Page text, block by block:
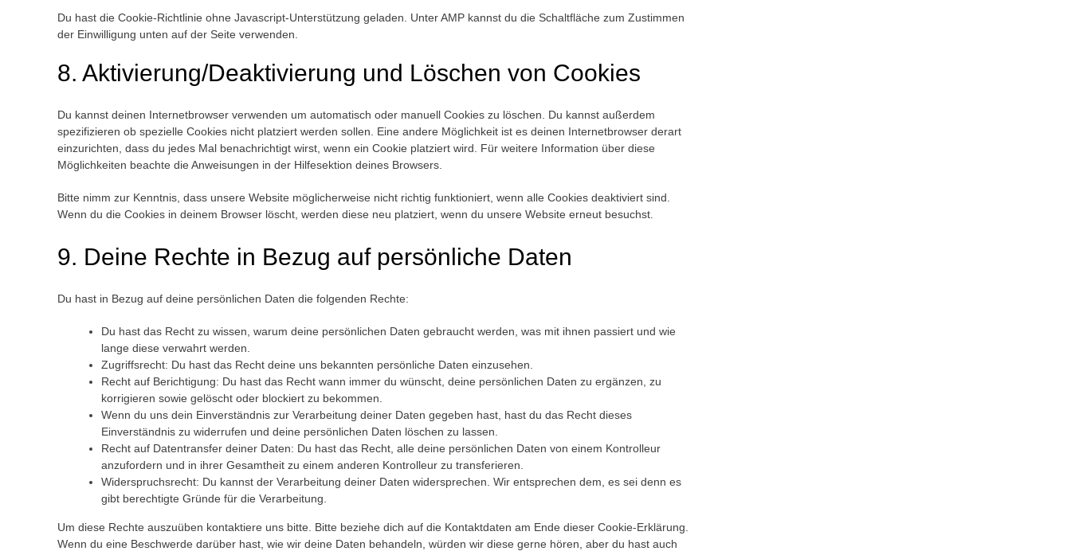
Du hast die Cookie-Richtlinie ohne Javascript-Unterstützung geladen. Unter AMP kannst du die Schaltfläche zum Zustimmen
der Einwilligung unten auf der Seite verwenden.
8. Aktivierung/Deaktivierung und Löschen von Cookies
Du kannst deinen Internetbrowser verwenden um automatisch oder manuell Cookies zu löschen. Du kannst außerdem
spezifizieren ob spezielle Cookies nicht platziert werden sollen. Eine andere Möglichkeit ist es deinen Internetbrowser derart
einzurichten, dass du jedes Mal benachrichtigt wirst, wenn ein Cookie platziert wird. Für weitere Information über diese
Möglichkeiten beachte die Anweisungen in der Hilfesektion deines Browsers.
Bitte nimm zur Kenntnis, dass unsere Website möglicherweise nicht richtig funktioniert, wenn alle Cookies deaktiviert sind.
Wenn du die Cookies in deinem Browser löscht, werden diese neu platziert, wenn du unsere Website erneut besuchst.
9. Deine Rechte in Bezug auf persönliche Daten
Du hast in Bezug auf deine persönlichen Daten die folgenden Rechte:
Du hast das Recht zu wissen, warum deine persönlichen Daten gebraucht werden, was mit ihnen passiert und wie
lange diese verwahrt werden.
Zugriffsrecht: Du hast das Recht deine uns bekannten persönliche Daten einzusehen.
Recht auf Berichtigung: Du hast das Recht wann immer du wünscht, deine persönlichen Daten zu ergänzen, zu
korrigieren sowie gelöscht oder blockiert zu bekommen.
Wenn du uns dein Einverständnis zur Verarbeitung deiner Daten gegeben hast, hast du das Recht dieses
Einverständnis zu widerrufen und deine persönlichen Daten löschen zu lassen.
Recht auf Datentransfer deiner Daten: Du hast das Recht, alle deine persönlichen Daten von einem Kontrolleur
anzufordern und in ihrer Gesamtheit zu einem anderen Kontrolleur zu transferieren.
Widerspruchsrecht: Du kannst der Verarbeitung deiner Daten widersprechen. Wir entsprechen dem, es sei denn es
gibt berechtigte Gründe für die Verarbeitung.
Um diese Rechte auszuüben kontaktiere uns bitte. Bitte beziehe dich auf die Kontaktdaten am Ende dieser Cookie-Erklärung.
Wenn du eine Beschwerde darüber hast, wie wir deine Daten behandeln, würden wir diese gerne hören, aber du hast auch